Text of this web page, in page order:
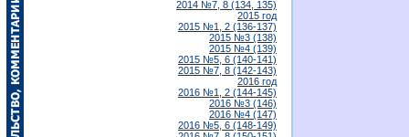
2014 №7, 8 (134, 135)
2015 год
2015 №1, 2 (136-137)
2015 №3 (138)
2015 №4 (139)
2015 №5, 6 (140-141)
2015 №7, 8 (142-143)
2016 год
2016 №1, 2 (144-145)
2016 №3 (146)
2016 №4 (147)
2016 №5, 6 (148-149)